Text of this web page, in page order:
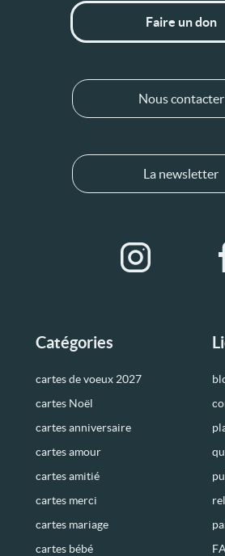
Catégories
cartes de voeux 2027
cartes Noël
cartes anniversaire
cartes amour
cartes amitié
cartes merci
cartes mariage
cartes bébé
Faire un don
Nous contacter
La newsletter